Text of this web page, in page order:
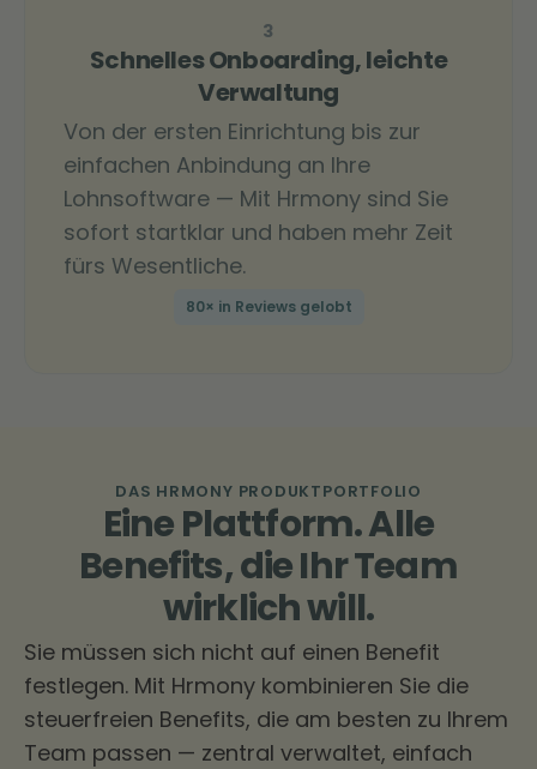
3
Schnelles Onboarding, leichte
Verwaltung
Von der ersten Einrichtung bis zur
einfachen Anbindung an Ihre
Lohnsoftware — Mit Hrmony sind Sie
sofort startklar und haben mehr Zeit
fürs Wesentliche.
80× in Reviews gelobt
DAS HRMONY PRODUKTPORTFOLIO
Eine Plattform. Alle
Benefits, die Ihr Team
wirklich will.
Sie müssen sich nicht auf einen Benefit
festlegen. Mit Hrmony kombinieren Sie die
steuerfreien Benefits, die am besten zu Ihrem
Team passen — zentral verwaltet, einfach